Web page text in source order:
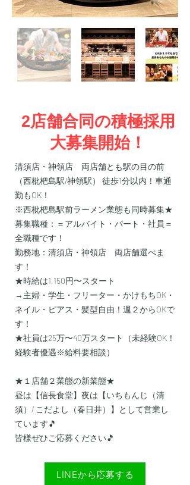
2店舗合同の積極採用
大募集開始！
清須店・神領店 両店舗とも駅の目の前
（西枇杷島駅/神領駅） 徒歩1分以内！車通
勤もOK！
​※西枇杷島駅前ラーメン業態も同時募集★
募集職種：＝アルバイト・パート・社員＝
全職種です！
勤務地：清須店・神領店 両店舗選べま
す！
★時給は1,150円〜スタート
​→主婦・学生・フリーター・かけもちOK・
ネイル・ピアス・髪型自由！週２からOKで
す！
​★社員は25万〜40万スタート（未経験OK！
経験者優遇※給料要相談）
★１店舗２業態の新業態★
昼は【信長食堂】夜は【いちもんじ（清
須）/ こだよし（春日井）】として営業し
ています🎵
​皆様ぜひご応募ください🎵
LINEから応募する